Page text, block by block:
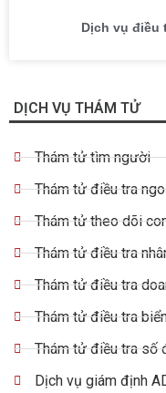
Dịch vụ điều
DỊCH VỤ THÁM TỬ
Thám tử tìm người
Thám tử điều tra
Thám tử theo dõi
Thám tử điều tra
Thám tử điều tra
Thám tử điều tra
Thám tử điều tra số
Dịch vụ giám định